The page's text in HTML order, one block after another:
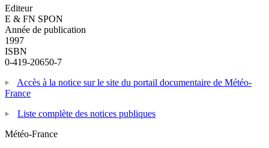
Editeur
E & FN SPON
Année de publication
1997
ISBN
0-419-20650-7
Accès à la notice sur le site du portail documentaire de Météo-
France
Liste complète des notices publiques
Météo-France